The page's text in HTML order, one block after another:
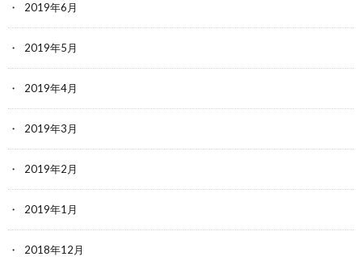
2019年6月
2019年5月
2019年4月
2019年3月
2019年2月
2019年1月
2018年12月